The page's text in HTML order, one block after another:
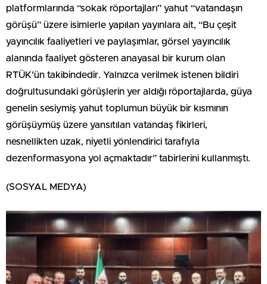
platformlarında “sokak röportajları” yahut “vatandaşın
görüşü” üzere isimlerle yapılan yayınlara ait, “Bu çeşit
yayıncılık faaliyetleri ve paylaşımlar, görsel yayıncılık
alanında faaliyet gösteren anayasal bir kurum olan
RTÜK’ün takibindedir. Yalnızca verilmek istenen bildiri
doğrultusundaki görüşlerin yer aldığı röportajlarda, güya
genelin sesiymiş yahut toplumun büyük bir kısmının
görüşüymüş üzere yansıtılan vatandaş fikirleri,
nesnellikten uzak, niyetli yönlendirici tarafıyla
dezenformasyona yol açmaktadır” tabirlerini kullanmıştı.
(SOSYAL MEDYA)